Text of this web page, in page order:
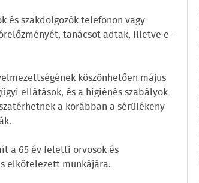
és szakdolgozók telefonon vagy
tanácsot adtak, illetve e-
köszönhetően május
ellátások, és a higiénés szabályok
a korábban a sérülékeny
a 65 év feletti orvosok és
elkötelezett munkájára.